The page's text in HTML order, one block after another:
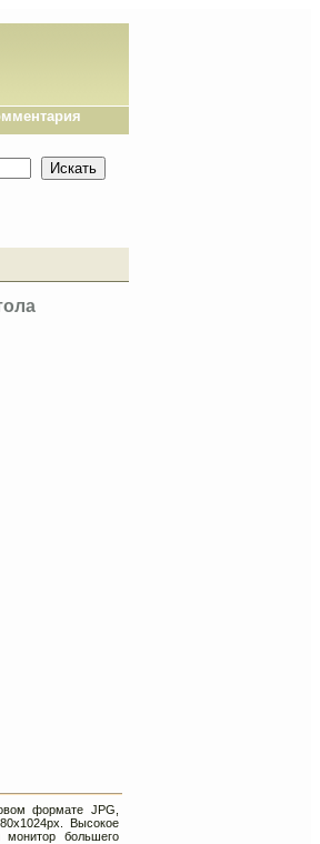
формате JPG,
Высокое
монитор большего